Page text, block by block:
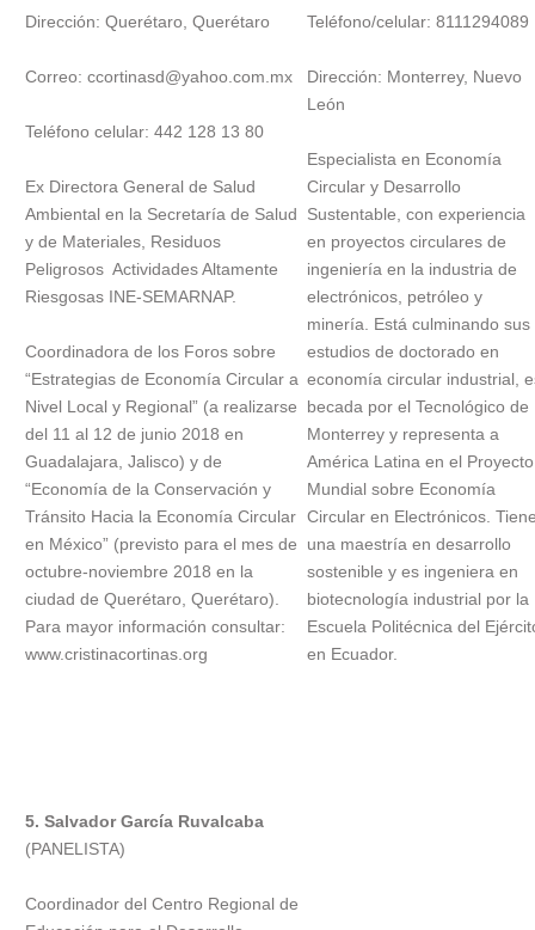
Dirección: Querétaro, Querétaro
Correo: ccortinasd@yahoo.com.mx
Teléfono celular: 442 128 13 80
Ex Directora General de Salud
Ambiental en la Secretaría de Salud
y de Materiales, Residuos
Peligrosos Actividades Altamente
Riesgosas INE-SEMARNAP.
Coordinadora de los Foros sobre
“Estrategias de Economía Circular a
Nivel Local y Regional” (a realizarse
del 11 al 12 de junio 2018 en
Guadalajara, Jalisco) y de
“Economía de la Conservación y
Tránsito Hacia la Economía Circular
en México” (previsto para el mes de
octubre-noviembre 2018 en la
ciudad de Querétaro, Querétaro).
Para mayor información consultar:
www.cristinacortinas.org
Teléfono/celular: 8111294089
Dirección: Monterrey, Nuevo
León
Especialista en Economía
Circular y Desarrollo
Sustentable, con experiencia
en proyectos circulares de
ingeniería en la industria de
electrónicos, petróleo y
minería. Está culminando sus
estudios de doctorado en
economía circular industrial,
becada por el Tecnológico de
Monterrey y representa a
América Latina en el Proyecto
Mundial sobre Economía
Circular en Electrónicos.
una maestría en desarrollo
sostenible y es ingeniera en
biotecnología industrial por la
Escuela Politécnica del
en Ecuador.
5. Salvador García Ruvalcaba
(PANELISTA)
Coordinador del Centro Regional de